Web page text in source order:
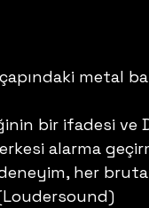
metal
bir ifadesi ve
alarma
deneyim, her